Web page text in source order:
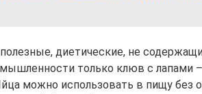
диетические, не
только клюв с лапами
можно использовать в пищу без